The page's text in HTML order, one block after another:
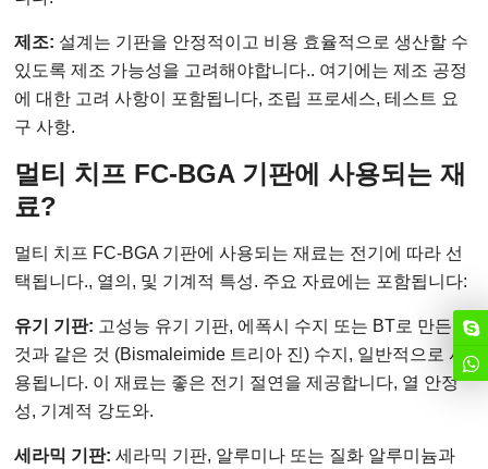
제조: 설계는 기판을 안정적이고 비용 효율적으로 생산할 수
있도록 제조 가능성을 고려해야합니다.. 여기에는 제조 공정
에 대한 고려 사항이 포함됩니다, 조립 프로세스, 테스트 요
구 사항.
멀티 치프 FC-BGA 기판에 사용되는 재
료?
멀티 치프 FC-BGA 기판에 사용되는 재료는 전기에 따라 선
택됩니다., 열의, 및 기계적 특성. 주요 자료에는 포함됩니다:
유기 기판: 고성능 유기 기판, 에폭시 수지 또는 BT로 만든
것과 같은 것 (Bismaleimide 트리아 진) 수지, 일반적으로 사
용됩니다. 이 재료는 좋은 전기 절연을 제공합니다, 열 안정
성, 기계적 강도와.
세라믹 기판:세라믹 기판, 알루미나 또는 질화 알루미늄과